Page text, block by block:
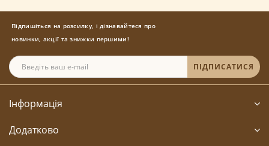
Підпишіться на розсилку, і дізнавайтеся про
новинки, акції та знижки першими!
ПІДПИСАТИСЯ
Інформація
Додатково